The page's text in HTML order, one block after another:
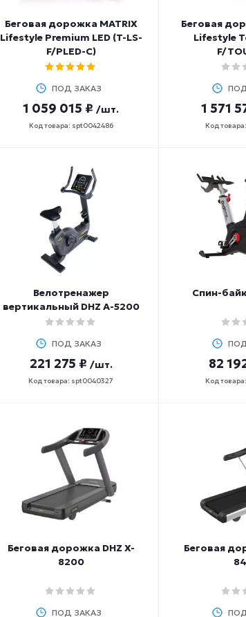
Беговая дорожка MATRIX
Lifestyle Premium LED (T-LS-
F/PLED-C)
ПОД ЗАКАЗ
1 059 015 ₽ /шт.
Код товара: spt0042486
Беговая
Lifestyle
F/
1 571
Код
Велотренажер
вертикальный DHZ A-5200
ПОД ЗАКАЗ
221 275 ₽ /шт.
Код товара: spt0040327
Спин-
82
Код
Беговая дорожка DHZ X-
8200
ПОД ЗАКАЗ
Беговая